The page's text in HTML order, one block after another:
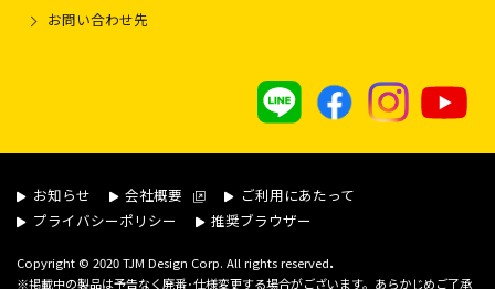
お問い合わせ先
お知らせ 会社概要
ご利用にあたって
プライバシーポリシー
推奨ブラウザー
Copyright © 2020 TJM Design Corp. All rights reserved.
※掲載中の製品は予告なく廃番･仕様変更する場合がございます。あらかじめご了承